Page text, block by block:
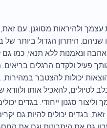
ולהיראות מסוגנן. עם
היתרון הגדול ביותר של
ונאמנות ללא תנאי, כמו
פעיל ולקדם הרגלים בריאים.
ההוצאות יכולות להצטבר
לטיולים, להאכיל אותו
סגנון ייחודי. בגדים
בגדים יכולים להיות גם